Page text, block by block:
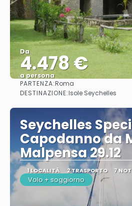
Da
4.478 €
a persona
Vedere
PARTENZA:Roma
DESTINAZIONE:Isole Seychelles
Seychelles
Capodanno da
Malpensa 29.12
1 LOCALITÀ 2 TRASPORTO 7
Volo + soggiorno